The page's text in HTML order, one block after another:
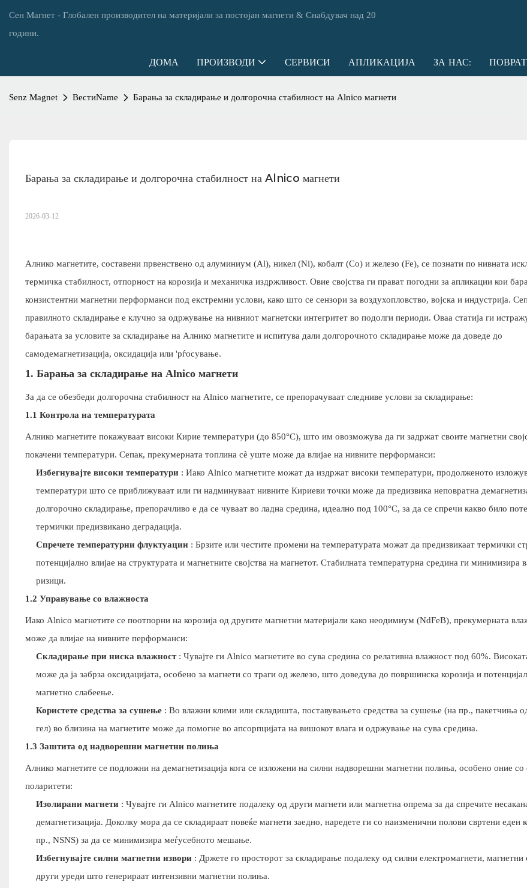
Сен Магнет - Глобален производител на материјали за постојан магнети & Снабдувач над 20
години.
ДОМА ПРОИЗВОДИ СЕРВИСИ АПЛИКАЦИЈА ЗА НАС:
Senz Magnet ВестиName Барања за складирање и долгорочна стабилност на Alnico магнети
Барања за складирање и долгорочна стабилност на Alnico магнети
2026-03-12
Алнико магнетите, составени првенствено од алуминиум (Al), никел (Ni), кобалт (Co) и железо (Fe), се познати по нивната
термичка стабилност, отпорност на корозија и механичка издржливост. Овие својства ги прават погодни за апликации кои
конзистентни магнетни перформанси под екстремни услови, како што се сензори за воздухопловство, војска и индустрија.
правилното складирање е клучно за одржување на нивниот магнетски интегритет во подолги периоди. Оваа статија ги
барањата за условите за складирање на Алнико магнетите и испитува дали долгорочното складирање може да доведе до
самодемагнетизација, оксидација или 'рѓосување.
1. Барања за складирање на Alnico магнети
За да се обезбеди долгорочна стабилност на Alnico магнетите, се препорачуваат следниве услови за складирање:
1.1 Контрола на температурата
Алнико магнетите покажуваат високи Кирие температури (до 850°C), што им овозможува да ги задржат своите магнетни
покачени температури. Сепак, прекумерната топлина сè уште може да влијае на нивните перформанси:
Избегнувајте високи температури: Иако Alnico магнетите можат да издржат високи температури, продолженото
температури што се приближуваат или ги надминуваат нивните Кириеви точки може да предизвика неповратна
долгорочно складирање, препорачливо е да се чуваат во ладна средина, идеално под 100°C, за да се спречи какво било
термички предизвикано деградација.
Спречете температурни флуктуации: Брзите или честите промени на температурата можат да предизвикаат термички
потенцијално влијае на структурата и магнетните својства на магнетот. Стабилната температурна средина ги минимизира
ризици.
1.2 Управување со влажноста
Иако Alnico магнетите се поотпорни на корозија од другите магнетни материјали како неодимиум (NdFeB), прекумерната
може да влијае на нивните перформанси:
Складирање при ниска влажност: Чувајте ги Alnico магнетите во сува средина со релативна влажност под 60%.
може да ја забрза оксидацијата, особено за магнети со траги од железо, што доведува до површинска корозија и
магнетно слабеење.
Користете средства за сушење: Во влажни клими или складишта, поставувањето средства за сушење (на пр., пакетчиња
гел) во близина на магнетите може да помогне во апсорпцијата на вишокот влага и одржување на сува средина.
1.3 Заштита од надворешни магнетни полиња
Алнико магнетите се подложни на демагнетизација кога се изложени на силни надворешни магнетни полиња, особено оние со
поларитети:
Изолирани магнети: Чувајте ги Alnico магнетите подалеку од други магнети или магнетна опрема за да спречите
демагнетизација. Доколку мора да се складираат повеќе магнети заедно, наредете ги со наизменични полови свртени еден
пр., NSNS) за да се минимизира меѓусебното мешање.
Избегнувајте силни магнетни извори: Држете го просторот за складирање подалеку од силни електромагнети, магнетни
други уреди што генерираат интензивни магнетни полиња.